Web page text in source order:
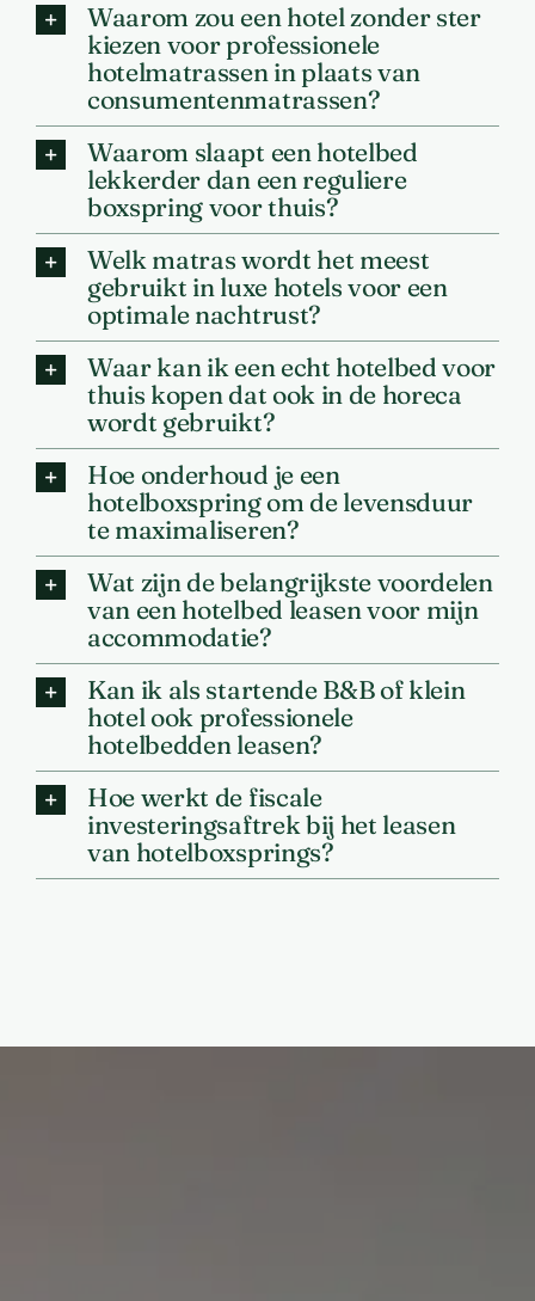
Waarom zou een hotel zonder ster
kiezen voor professionele
hotelmatrassen in plaats van
consumentenmatrassen?
Waarom slaapt een hotelbed
lekkerder dan een reguliere
boxspring voor thuis?
Welk matras wordt het meest
gebruikt in luxe hotels voor een
optimale nachtrust?
Waar kan ik een echt hotelbed voor
thuis kopen dat ook in de horeca
wordt gebruikt?
Hoe onderhoud je een
hotelboxspring om de levensduur
te maximaliseren?
Wat zijn de belangrijkste voordelen
van een hotelbed leasen voor mijn
accommodatie?
Kan ik als startende B&B of klein
hotel ook professionele
hotelbedden leasen?
Hoe werkt de fiscale
investeringsaftrek bij het leasen
van hotelboxsprings?